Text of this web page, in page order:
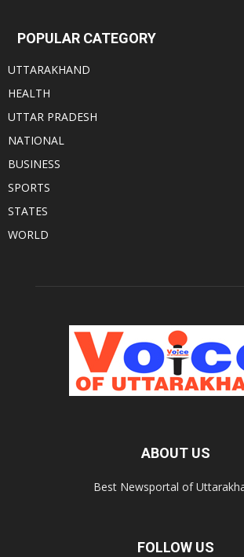
POPULAR CATEGORY
UTTARAKHAND
HEALTH
UTTAR PRADESH
NATIONAL
BUSINESS
SPORTS
STATES
WORLD
ABOUT US
Best Newsportal of
FOLLOW US